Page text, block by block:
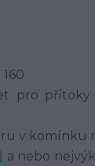
pro přítoky
v komínku
a nebo